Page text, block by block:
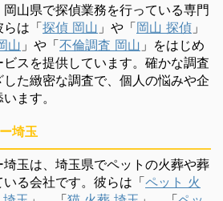
山県で探偵業務を行っている専門
らは「探偵 岡山 」や「岡山 探偵 」
山 」や「不倫調査 岡山 」をはじめ
スを提供しています。確かな調査
た緻密な調査で、個人の悩みや企
ます。
埼玉
玉は、埼玉県でペットの火葬や葬
る会社です。彼らは「ペット 火